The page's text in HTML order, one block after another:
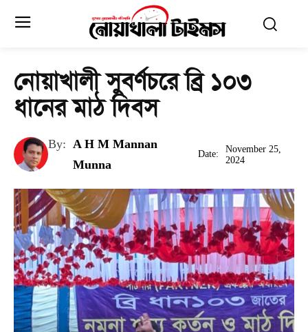
নোয়াখালী সুবর্ণচরে ব্রি ১০৩
ধানের মাঠ দিবস
By: A H M Mannan
Munna
Date:
November 25,
2024